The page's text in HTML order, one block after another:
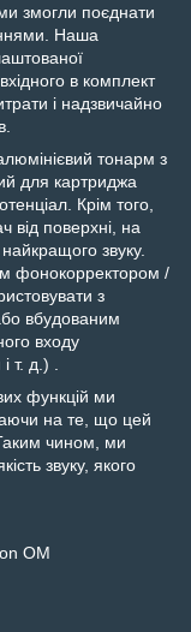
змогли поєднати
Наша
в комплект
і надзвичайно
тонарм з
для картриджа
Крім того,
від поверхні, на
звуку.
фонокорректором /
з
вбудованим
входу
т. д.) .
функцій ми
на те, що цей
чином, ми
звуку, якого
OM